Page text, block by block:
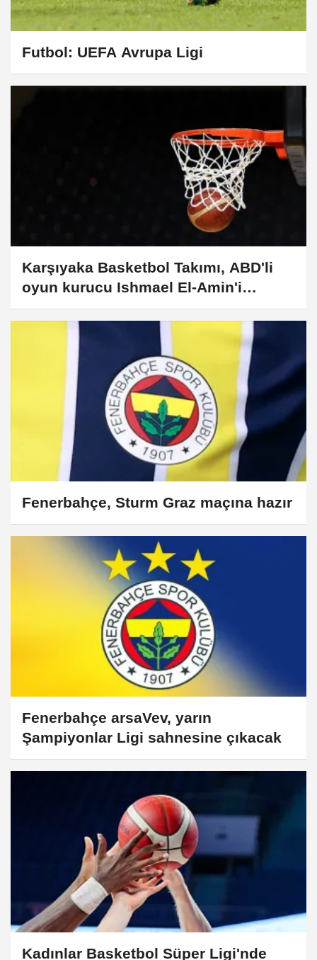
Futbol: UEFA Avrupa Ligi
Karşıyaka Basketbol Takımı, ABD'li
oyun kurucu Ishmael El-Amin'i
kadrosuna kattı
Fenerbahçe, Sturm Graz maçına hazır
Fenerbahçe arsaVev, yarın
Şampiyonlar Ligi sahnesine çıkacak
Kadınlar Basketbol Süper Ligi'nde